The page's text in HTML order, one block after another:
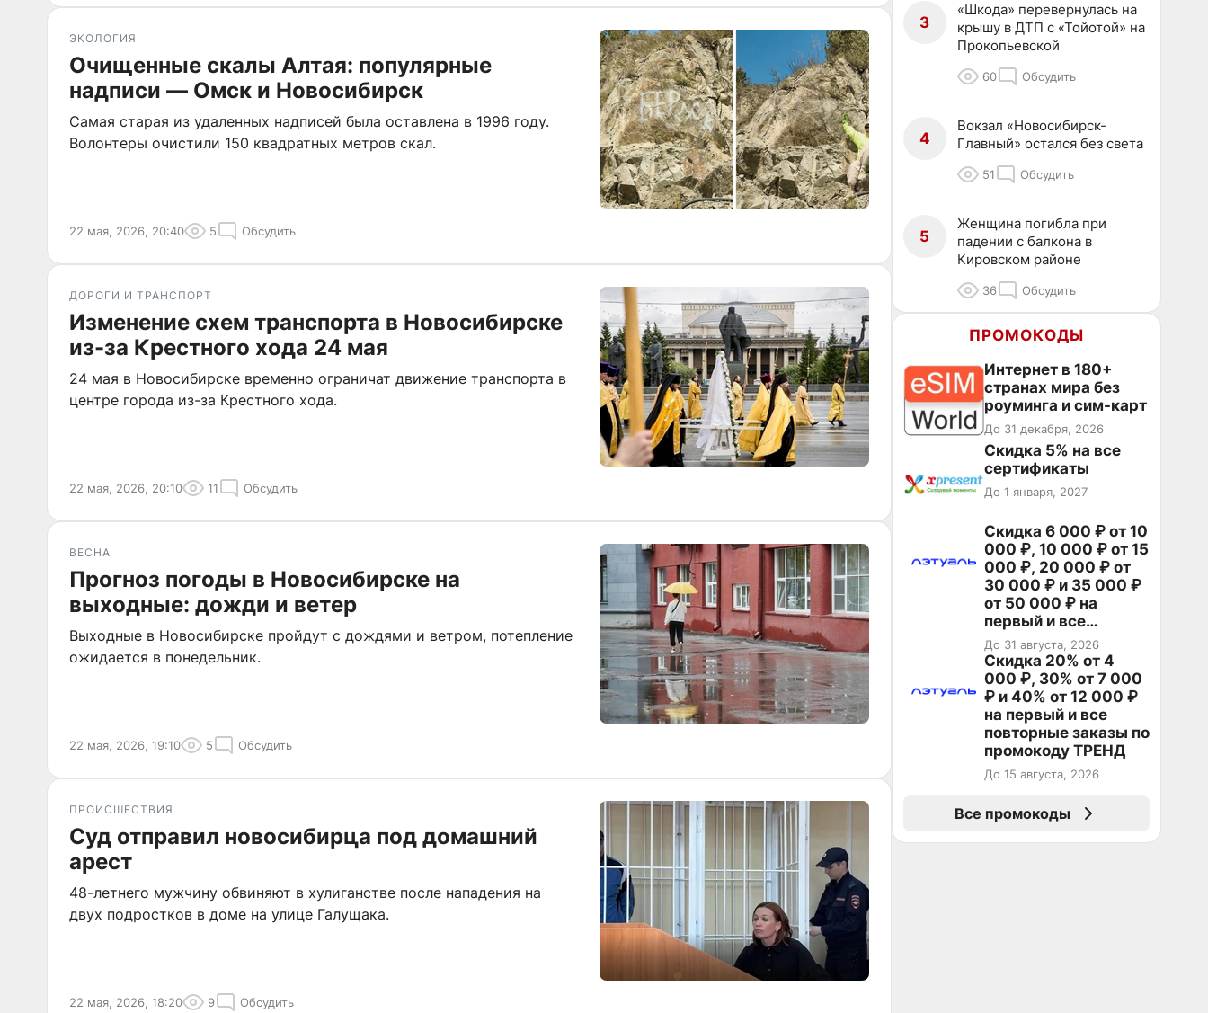
ЭКОЛОГИЯ
Очищенные скалы Алтая: популярные
надписи — Омск и Новосибирск
Самая старая из удаленных надписей была оставлена в 1996 году.
Волонтеры очистили 150 квадратных метров скал.
22 мая, 2026, 20:40 5 Обсудить
ДОРОГИ И ТРАНСПОРТ
Изменение схем транспорта в Новосибирске
из-за Крестного хода 24 мая
24 мая в Новосибирске временно ограничат движение транспорта в
центре города из-за Крестного хода.
22 мая, 2026, 20:10 11 Обсудить
ВЕСНА
Прогноз погоды в Новосибирске на
выходные: дожди и ветер
Выходные в Новосибирске пройдут с дождями и ветром, потепление
ожидается в понедельник.
22 мая, 2026, 19:10 5 Обсудить
ПРОИСШЕСТВИЯ
Суд отправил новосибирца под домашний
арест
48-летнего мужчину обвиняют в хулиганстве после нападения на
двух подростков в доме на улице Галущака.
22 мая, 2026, 18:20 9 Обсудить
3
«Шкода» перевернулась на
крышу в ДТП с «Тойотой» на
Прокопьевской
60 Обсудить
4
Вокзал «Новосибирск-
Главный» остался без света
51 Обсудить
5
Женщина погибла при
падении с балкона в
Кировском районе
36 Обсудить
ПРОМОКОДЫ
Интернет в 180+
странах мира без
роуминга и сим-карт
До 31 декабря, 2026
Скидка 5% на все
сертификаты
До 1 января, 2027
Скидка 6 000 ₽ от 10
000 ₽, 10 000 ₽ от 15
000 ₽, 20 000 ₽ от
30 000 ₽ и 35 000 ₽
от 50 000 ₽ на
первый и все
повторные заказы по
промокоду НАБЕРИ
До 31 августа, 2026
Скидка 20% от 4
000 ₽, 30% от 7 000
₽ и 40% от 12 000 ₽
на первый и все
повторные заказы по
промокоду ТРЕНД
До 15 августа, 2026
Все промокоды